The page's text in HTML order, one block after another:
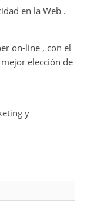
en la Web .
on-line , con el
elección de
y